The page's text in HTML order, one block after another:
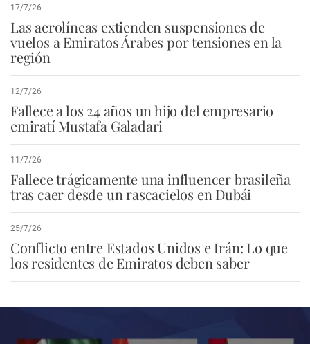
17/7/26
Las aerolíneas extienden suspensiones de
vuelos a Emiratos Árabes por tensiones en la
región
12/7/26
Fallece a los 24 años un hijo del empresario
emiratí Mustafa Galadari
11/7/26
Fallece trágicamente una influencer brasileña
tras caer desde un rascacielos en Dubái
25/7/26
Conflicto entre Estados Unidos e Irán: Lo que
los residentes de Emiratos deben saber